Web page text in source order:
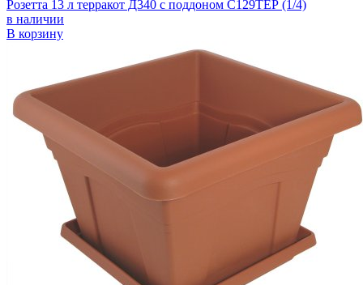
Розетта 13 л терракот Д340 с поддоном С129ТЕР (1/4)
в наличии
В корзину